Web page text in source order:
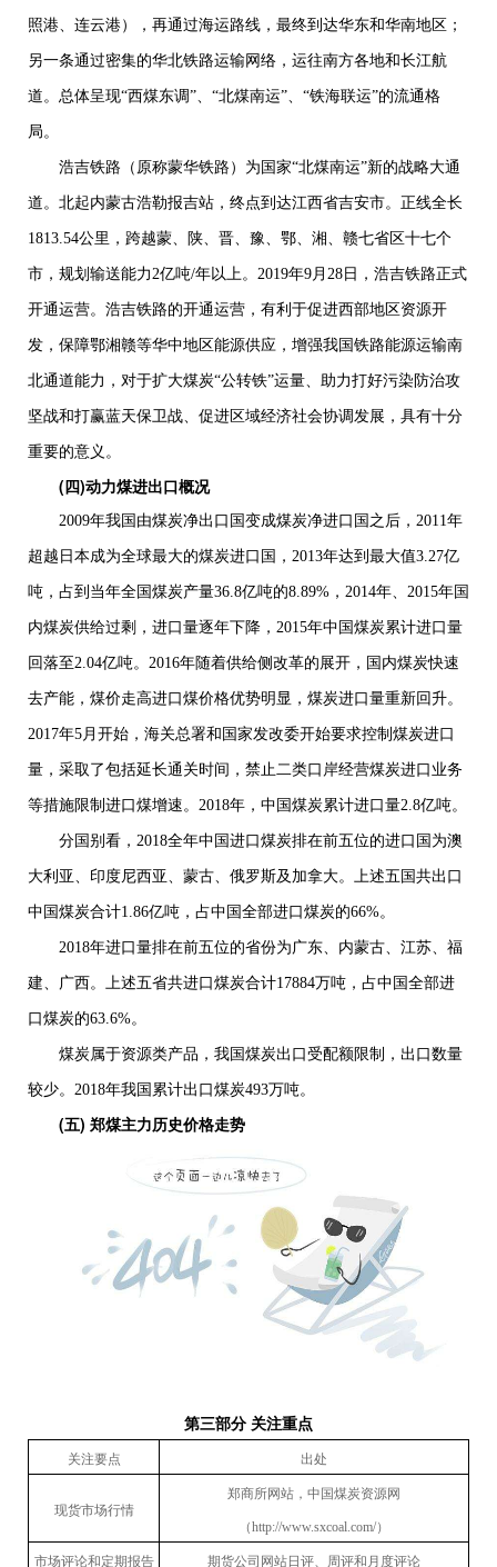
照港、连云港），再通过海运路线，最终到达华东和华南地区；
另一条通过密集的华北铁路运输网络，运往南方各地和长江航
道。总体呈现“西煤东调”、“北煤南运”、“铁海联运”的流通格
局。
浩吉铁路（原称蒙华铁路）为国家“北煤南运”新的战略大通
道。北起内蒙古浩勒报吉站，终点到达江西省吉安市。正线全长
1813.54公里，跨越蒙、陕、晋、豫、鄂、湘、赣七省区十七个
市，规划输送能力 2亿吨/年以上。 2019年9 月 28 日，浩吉铁路正式
开通运营。浩吉铁路的开通运营，有利于促进西部地区资源开
发，保障鄂湘赣等华中地区能源供应，增强我国铁路能源运输南
北通道能力，对于扩大煤炭“公转铁”运量、助力打好污染防治攻
坚战和打赢蓝天保卫战、促进区域经济社会协调发展，具有十分
重要的意义。
(四)动力煤进出口概况
2009年我国由煤炭净出口国变成煤炭净进口国之后， 2011 年
超越日本成为全球最大的煤炭进口国， 2013年达到最大值3.27亿
吨，占到当年全国煤炭产量36.8亿吨的8.89% ， 2014年、 2015年国
内煤炭供给过剩，进口量逐年下降， 2015年中国煤炭累计进口量
回落至 2.04亿吨。 2016年随着供给侧改革的展开，国内煤炭快速
去产能，煤价走高进口煤价格优势明显，煤炭进口量重新回升。
2017年5 月开始，海关总署和国家发改委开始要求控制煤炭进口
量，采取了包括延长通关时间，禁止二类口岸经营煤炭进口业务
等措施限制进口煤增速。 2018年，中国煤炭累计进口量2.8亿吨。
分国别看， 2018全年中国进口煤炭排在前五位的进口国为澳
大利亚、印度尼西亚、蒙古、俄罗斯及加拿大。上述五国共出口
中国煤炭合计1.86亿吨，占中国全部进口煤炭的66%。
2018年进口量排在前五位的省份为广东、内蒙古、江苏、福
建、广西。上述五省共进口煤炭合计17884万吨，占中国全部进
口煤炭的63.6%。
煤炭属于资源类产品，我国煤炭出口受配额限制，出口数量
较少。 2018年我国累计出口煤炭493万吨。
(五) 郑煤主力历史价格走势
第三部分 关注重点
关注要点 出处
现货市场行情
郑商所网站，中国煤炭资源网
（http://www.sxcoal.com/）
市场评论和定期报告 期货公司网站日评、周评和月度评论